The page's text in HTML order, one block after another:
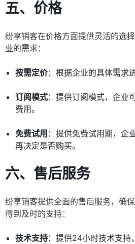
五、价格
纷享销客在价格方面提供灵活的选
业的需求：
按需定价：根据企业的具体需求
订阅模式：提供订阅模式，企业
费用。
免费试用 ：提供免费试用期，企
再决定是否购买。
六、售后服务
纷享销客提供全面的售后服务，确
得到及时的支持：
技术支持：提供24小时技术支持